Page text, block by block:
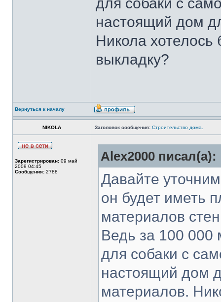
настоящий дом
Никола хотелось
выкладку?
Вернуться к началу
NIKOLA Заголовок сообщения: Строительство дома.
Зарегистрирован: 09 май
2009 04:45
Сообщения: 2788
Alex2000 писал(а):
Давайте
он будет иметь
материалов
Ведь за 100 000
для собаки с
настоящий дом
материалов.